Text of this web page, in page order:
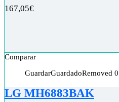
167,05€
Comparar
GuardarGuardadoRemoved 0
LG MH6883BAK